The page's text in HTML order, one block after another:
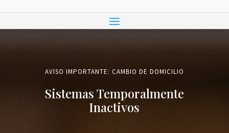
AVISO IMPORTANTE: CAMBIO DE DOMICILIO
Sistemas Temporalmente
Inactivos